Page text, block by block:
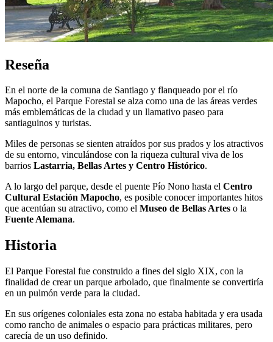
Reseña
En el norte de la comuna de Santiago y flanqueado por el río
Mapocho, el Parque Forestal se alza como una de las áreas verdes
más emblemáticas de la ciudad y un llamativo paseo para
santiaguinos y turistas.
Miles de personas se sienten atraídos por sus prados y los atractivos
de su entorno, vinculándose con la riqueza cultural viva de los
barrios Lastarria, Bellas Artes y Centro Histórico.
A lo largo del parque, desde el puente Pío Nono hasta el Centro
Cultural Estación Mapocho, es posible conocer importantes hitos
que acentúan su atractivo, como el Museo de Bellas Artes o la
Fuente Alemana.
Historia
El Parque Forestal fue construido a fines del siglo XIX, con la
finalidad de crear un parque arbolado, que finalmente se convertiría
en un pulmón verde para la ciudad.
En sus orígenes coloniales esta zona no estaba habitada y era usada
como rancho de animales o espacio para prácticas militares, pero
carecía de un uso definido.